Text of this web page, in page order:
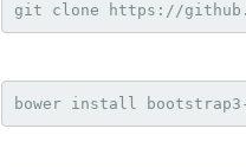
git clone https://
bower install